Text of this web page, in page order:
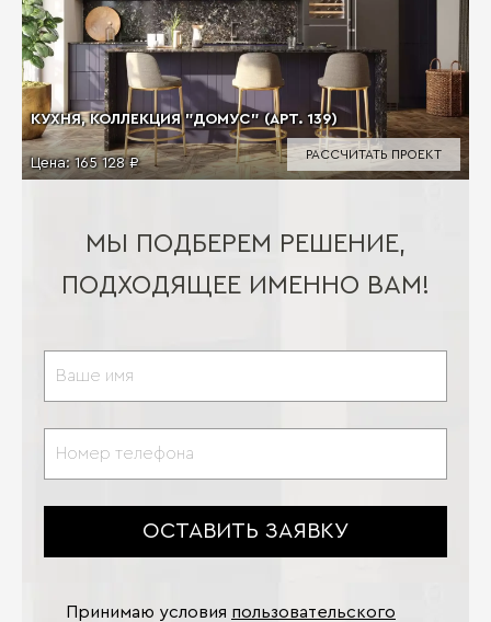
КУХНЯ, КОЛЛЕКЦИЯ "ДОМУС" (АРТ. 139)
Цена:165 128 ₽
РАССЧИТАТЬ ПРОЕКТ
МЫ ПОДБЕРЕМ РЕШЕНИЕ,
ПОДХОДЯЩЕЕ ИМЕННО ВАМ!
ОСТАВИТЬ ЗАЯВКУ
Принимаю условия пользовательского